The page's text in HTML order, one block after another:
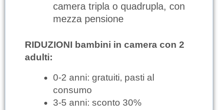
camera tripla o quadrupla, con
mezza pensione
RIDUZIONI bambini in camera con 2
adulti:
0-2 anni: gratuiti, pasti al
consumo
3-5 anni: sconto 30%